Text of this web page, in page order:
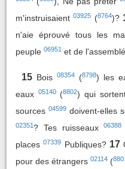
m'instruisaient03925 (8764)?
n'aie éprouvé tous les
peuple 06951 et de
15 Bois 08354(8798) les
eaux 05140(8802) qui
sources 04599doivent-elles
02351? Tes ruisseaux06388
places07339 Publiques? 17
pour des étrangers 02114 (